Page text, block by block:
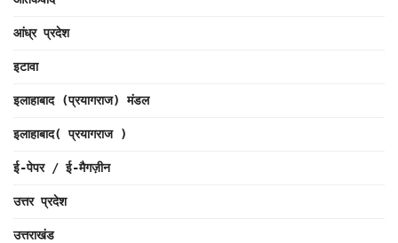
आंध्र प्रदेश
इटावा
इलाहाबाद (प्रयागराज) मंडल
इलाहाबाद( प्रयागराज )
ई-पेपर / ई-मैगज़ीन
उत्तर प्रदेश
उत्तराखंड